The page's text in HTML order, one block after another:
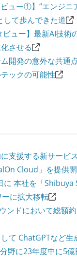
ビュー①】“エンジ
して歩んできた道
ビュー】最新AI技術
させる
開発の意外な共
ックの可能性
支援する新サービ
Cloud」を提供開
本社を「Shibuya
ーに拡大移転
ンドにおいて総額
て ChatGPTなど生
野に23年度中に5